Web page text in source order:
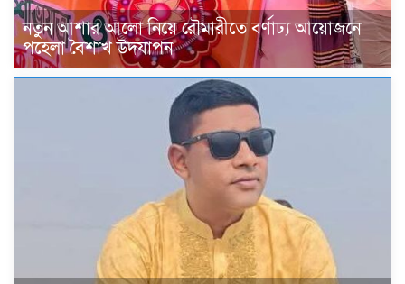
নতুন আশার আলো নিয়ে রৌমারীতে বর্ণাঢ্য আয়োজনে
পহেলা বৈশাখ উদযাপন